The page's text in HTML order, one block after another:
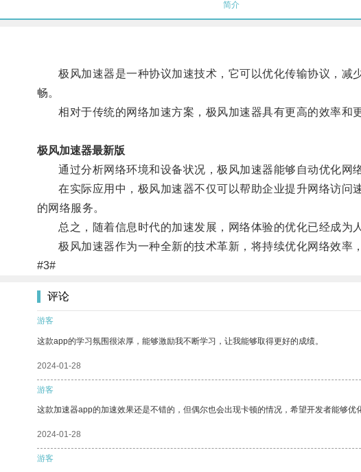
简介
极风加速器是一种协议加速技术，它可以优化传输协议，减
畅。
相对于传统的网络加速方案，极风加速器具有更高的效率和更
极风加速器最新版
通过分析网络环境和设备状况，极风加速器能够自动优化网
在实际应用中，极风加速器不仅可以帮助企业提升网络访问
的网络服务。
总之，随着信息时代的加速发展，网络体验的优化已经成为人
极风加速器作为一种全新的技术革新，将持续优化网络效率
#3#
评论
游客
这款app的学习氛围很浓厚，能够激励我不断学习，让我能够取得更好的成绩。
2024-01-28
游客
这款加速器app的加速效果还是不错的，但偶尔也会出现卡顿的情况，希望开发者能够优
2024-01-28
游客